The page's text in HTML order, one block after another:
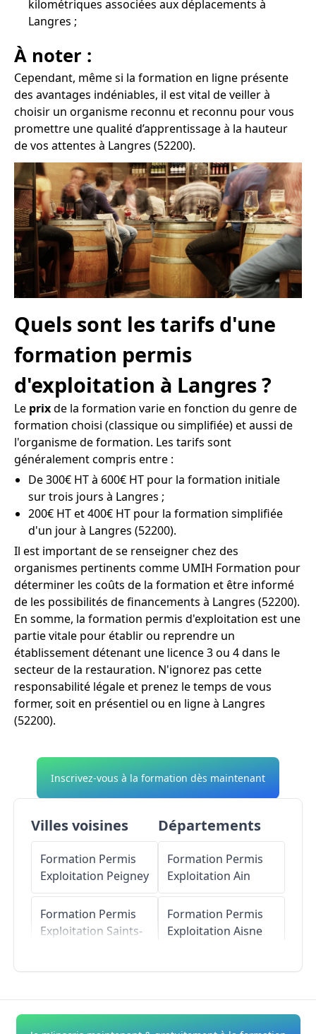
kilométriques associées aux déplacements à
Langres ;
À noter :
Cependant, même si la formation en ligne présente
des avantages indéniables, il est vital de veiller à
choisir un organisme reconnu et reconnu pour vous
promettre une qualité d’apprentissage à la hauteur
de vos attentes à Langres (52200).
Quels sont les tarifs d'une
formation permis
d'exploitation à Langres ?
Le prixde la formation varie en fonction du genre de
formation choisi (classique ou simplifiée) et aussi de
l'organisme de formation. Les tarifs sont
généralement compris entre :
De 300€ HT à 600€ HT pour la formation initiale
sur trois jours à Langres ;
200€ HT et 400€ HT pour la formation simplifiée
d'un jour à Langres (52200).
Il est important de se renseigner chez des
organismes pertinents comme UMIH Formation pour
déterminer les coûts de la formation et être informé
de les possibilités de financements à Langres (52200).
En somme, la formation permis d'exploitation est une
partie vitale pour établir ou reprendre un
établissement détenant une licence 3 ou 4 dans le
secteur de la restauration. N'ignorez pas cette
responsabilité légale et prenez le temps de vous
former, soit en présentiel ou en ligne à Langres
(52200).
Inscrivez-vous à la formation dès maintenant
Villes voisines
Formation Permis
Exploitation Peigney
Formation Permis
Exploitation Saints-
Exploitation
Champigny-lès-
Départements
Formation Permis
Exploitation Ain
Formation Permis
Exploitation Aisne
Formation Permis